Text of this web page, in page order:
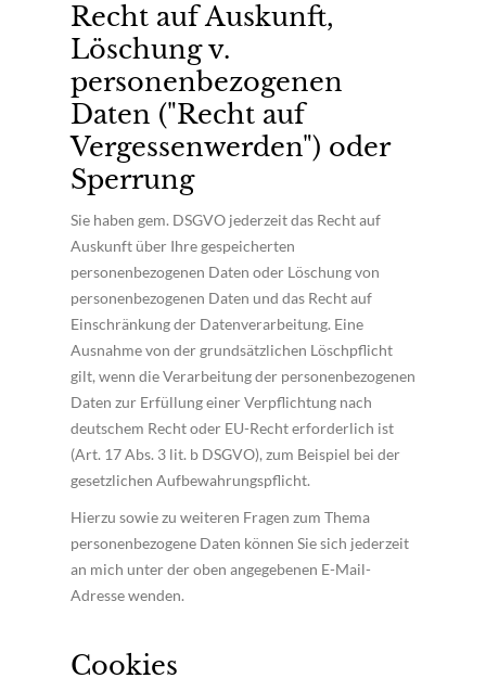
Recht auf Auskunft,
Löschung v.
personenbezogenen
Daten ("Recht auf
Vergessenwerden") oder
Sperrung
Sie haben gem. DSGVO jederzeit das Recht auf
Auskunft über Ihre gespeicherten
personenbezogenen Daten oder Löschung von
personenbezogenen Daten und das Recht auf
Einschränkung der Datenverarbeitung. Eine
Ausnahme von der grundsätzlichen Löschpflicht
gilt, wenn die Verarbeitung der personenbezogenen
Daten zur Erfüllung einer Verpflichtung nach
deutschem Recht oder EU-Recht erforderlich ist
(Art. 17 Abs. 3 lit. b DSGVO), zum Beispiel bei der
gesetzlichen Aufbewahrungspflicht.
Hierzu sowie zu weiteren Fragen zum Thema
personenbezogene Daten können Sie sich jederzeit
an mich unter der oben angegebenen E-Mail-
Adresse wenden.
Cookies